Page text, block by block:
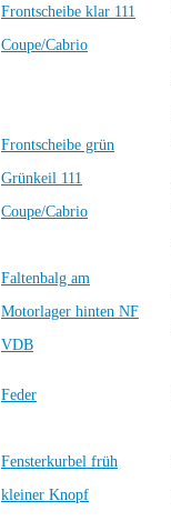
Frontscheibe klar 111
Coupe/Cabrio
Frontscheibe grün
Grünkeil 111
Coupe/Cabrio
Faltenbalg am
Motorlager hinten NF
VDB
Feder
Fensterkurbel früh
kleiner Knopf